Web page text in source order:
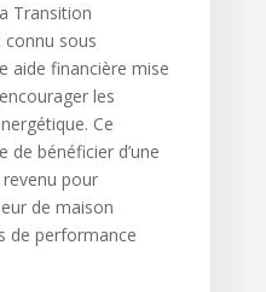
Transition
connu sous
aide financière mise
les
Ce
bénéficier d’une
pour
de maison
de performance